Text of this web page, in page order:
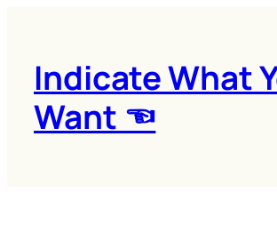
Indicate What
Want ☜